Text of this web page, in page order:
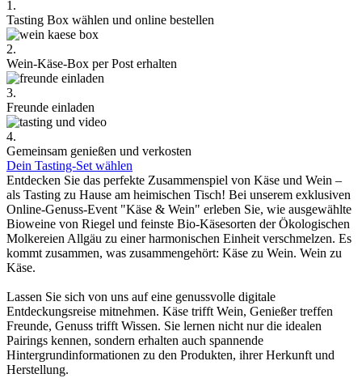
1.
Tasting Box wählen und online bestellen
2.
Wein-Käse-Box per Post erhalten
3.
Freunde einladen
4.
Gemeinsam genießen und verkosten
Dein Tasting-Set wählen
Entdecken Sie das perfekte Zusammenspiel von Käse und Wein –
als Tasting zu Hause am heimischen Tisch! Bei unserem exklusiven
Online-Genuss-Event "Käse & Wein" erleben Sie, wie ausgewählte
Bioweine von Riegel und feinste Bio-Käsesorten der Ökologischen
Molkereien Allgäu zu einer harmonischen Einheit verschmelzen. Es
kommt zusammen, was zusammengehört: Käse zu Wein. Wein zu
Käse.
Lassen Sie sich von uns auf eine genussvolle digitale
Entdeckungsreise mitnehmen. Käse trifft Wein, Genießer treffen
Freunde, Genuss trifft Wissen. Sie lernen nicht nur die idealen
Pairings kennen, sondern erhalten auch spannende
Hintergrundinformationen zu den Produkten, ihrer Herkunft und
Herstellung.